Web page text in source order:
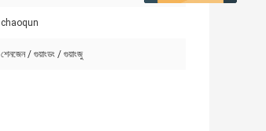
chaoqun
শেনজেন / গুয়াংডং / গুয়াংজু